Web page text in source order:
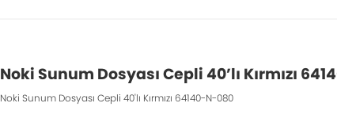
Noki Sunum Dosyası Cepli 40’lı Kırmızı
Noki Sunum Dosyası Cepli 40'lı Kırmızı 64140-N-080